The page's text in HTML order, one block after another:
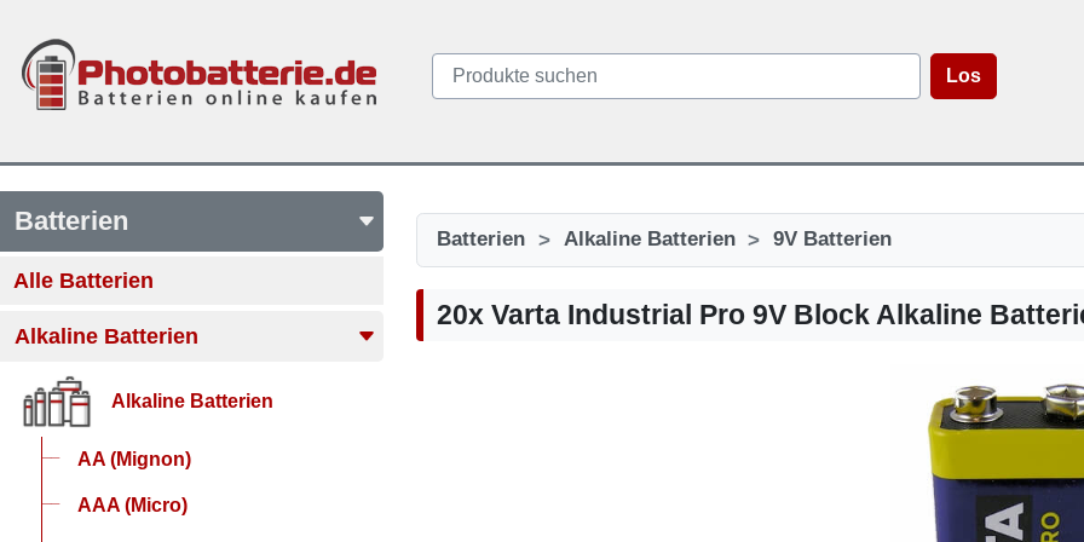
Los
Batterien
Alle Batterien
Alkaline Batterien
Alkaline Batterien
AA (Mignon)
AAA (Micro)
Batterien > Alkaline Batterien > 9V Batterien
20x Varta Industrial Pro 9V Block Alkaline